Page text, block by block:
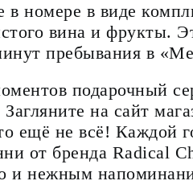
в номере в виде
вина и фрукты.
пребывания в
подарочный
на сайт
ещё не всё! Каждой
от бренда Radical
и нежным